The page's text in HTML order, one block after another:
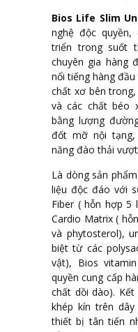
Bios Life Slim
nghệ độc
triển trong suốt
chuyên gia hàng
nổi tiếng hàng
chất xơ bên
và các chất béo
bằng lượng
đốt mỡ nội
năng đào thải
Là dòng sản
liệu độc đáo với
Fiber ( hỗn hợp 5
Cardio Matrix (
và phytosterol),
biệt từ các
vật), Bios
quyền cung cấp
chất dồi dào).
khép kín trên
thiết bị tân tiến